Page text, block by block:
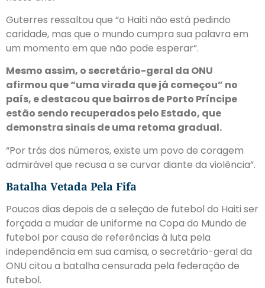
Guterres ressaltou que “o Haiti não está pedindo
caridade, mas que o mundo cumpra sua palavra em
um momento em que não pode esperar”.
Mesmo assim, o secretário-geral da ONU
afirmou que “uma virada que já começou” no
país, e destacou que bairros de Porto Príncipe
estão sendo recuperados pelo Estado, que
demonstra sinais de uma retoma gradual.
“Por trás dos números, existe um povo de coragem
admirável que recusa a se curvar diante da violência”.
Batalha Vetada Pela Fifa
Poucos dias depois de a seleção de futebol do Haiti ser
forçada a mudar de uniforme na Copa do Mundo de
futebol por causa de referências à luta pela
independência em sua camisa, o secretário-geral da
ONU citou a batalha censurada pela federação de
futebol.